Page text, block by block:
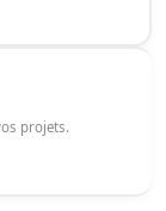
projets.